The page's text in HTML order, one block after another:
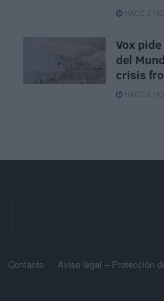
HACE 2
Vox
del
crisis
HACE 2
Contacto Aviso legal – Protección